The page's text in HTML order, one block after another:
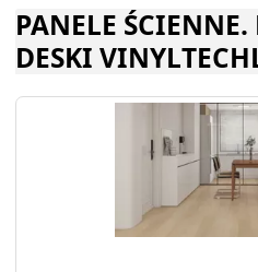
PANELE
DESKI